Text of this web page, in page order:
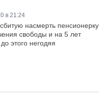
в 21:24
насмерть пенсионерку
свободы и на 5 лет
этого негодяя